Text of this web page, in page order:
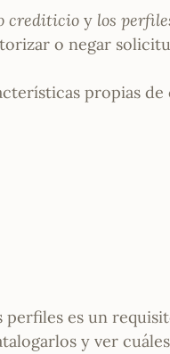
crediticio y los
o negar
propias
es un
y ver